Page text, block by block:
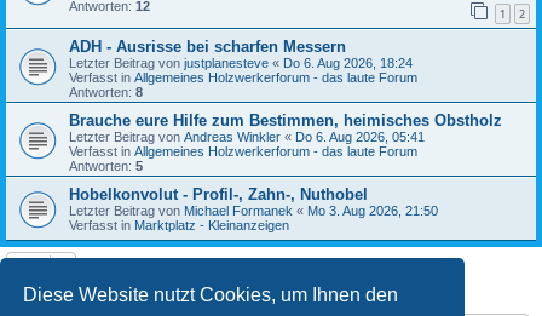
Diese Website nutzt Cookies, um Ihnen den
Antworten: 12 1 2
ADH - Ausrisse bei scharfen Messern
Letzter Beitrag von justplanesteve « Do 6. Aug 2026, 18:24
Verfasst in Allgemeines Holzwerkerforum - das laute Forum
Antworten: 8
Brauche eure Hilfe zum Bestimmen, heimisches Obstholz
Letzter Beitrag von Andreas Winkler « Do 6. Aug 2026, 05:41
Verfasst in Allgemeines Holzwerkerforum - das laute Forum
Antworten: 5
Hobelkonvolut - Profil-, Zahn-, Nuthobel
Letzter Beitrag von Michael Formanek « Mo 3. Aug 2026, 21:50
Verfasst in Marktplatz - Kleinanzeigen
Die Suche ergab 10 Treffer • Seite1 von 1